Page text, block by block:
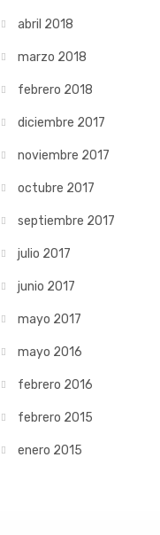
abril 2018
marzo 2018
febrero 2018
diciembre 2017
noviembre 2017
octubre 2017
septiembre 2017
julio 2017
junio 2017
mayo 2017
mayo 2016
febrero 2016
febrero 2015
enero 2015